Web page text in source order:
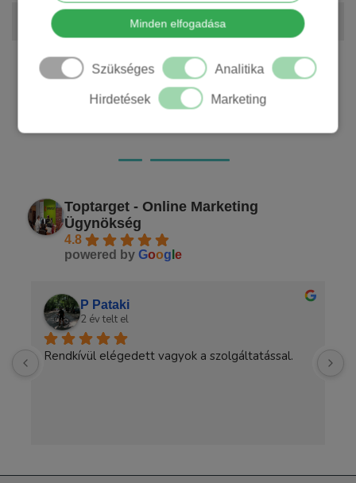
Minden elfogadása
Szükséges Analitika
Hirdetések Marketing
Ügyfeleink véleménye
Toptarget - Online Marketing
Ügynökség
4.8
powered by Goog e
P Pataki
2 év telt el
Rendkívül elégedett vagyok a szolgáltatással.